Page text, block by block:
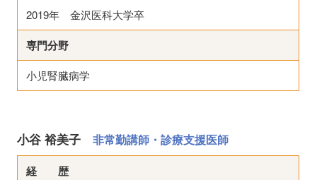
2019年 金沢医科大学卒
専門分野
小児腎臓病学
小谷 裕美子非常勤講師・診療支援医師
経 歴